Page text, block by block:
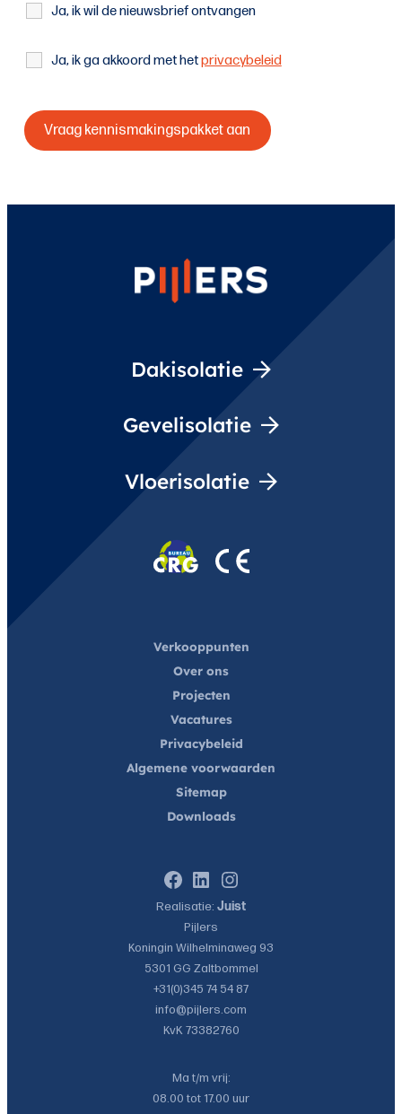
Ja, ik wil de nieuwsbrief ontvangen
Ja, ik ga akkoord met hetprivacybeleid
Dakisolatie
Gevelisolatie
Vloerisolatie
Pijlers
Koningin Wilhelminaweg 93
5301 GG Zaltbommel
+31(0)345 74 54 87
info@pijlers.com
KvK 73382760
Ma t/m vrij:
08.00 tot 17.00 uur
Verkooppunten
Over ons
Projecten
Vacatures
Privacybeleid
Algemene voorwaarden
Sitemap
Downloads
Realisatie: Juist
Facebook
LinkedIn
Instagram